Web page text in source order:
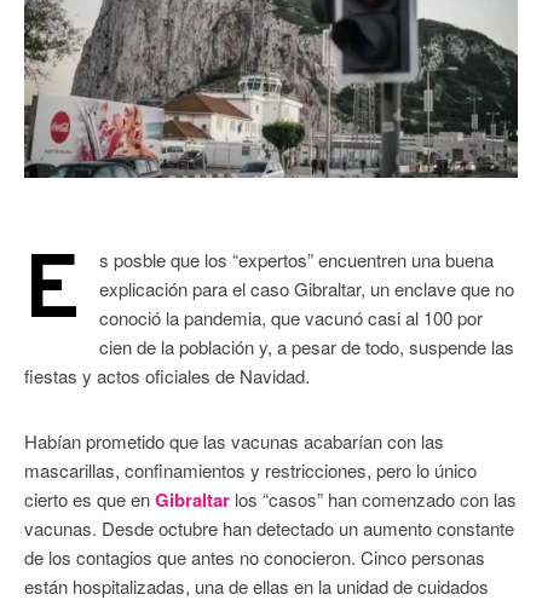
E
s posble que los “expertos” encuentren una buena
explicación para el caso Gibraltar, un enclave que no
conoció la pandemia, que vacunó casi al 100 por
cien de la población y, a pesar de todo, suspende las
fiestas y actos oficiales de Navidad.
Habían prometido que las vacunas acabarían con las
mascarillas, confinamientos y restricciones, pero lo único
cierto es que enGibraltar los “casos” han comenzado con las
vacunas. Desde octubre han detectado un aumento constante
de los contagios que antes no conocieron. Cinco personas
están hospitalizadas, una de ellas en la unidad de cuidados